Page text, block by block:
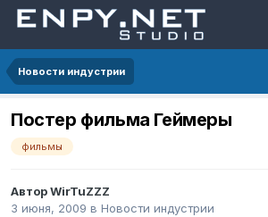
Новости индустрии
Постер фильма Геймеры
фильмы
АвторWirTuZZZ
3 июня, 2009 в Новости индустрии